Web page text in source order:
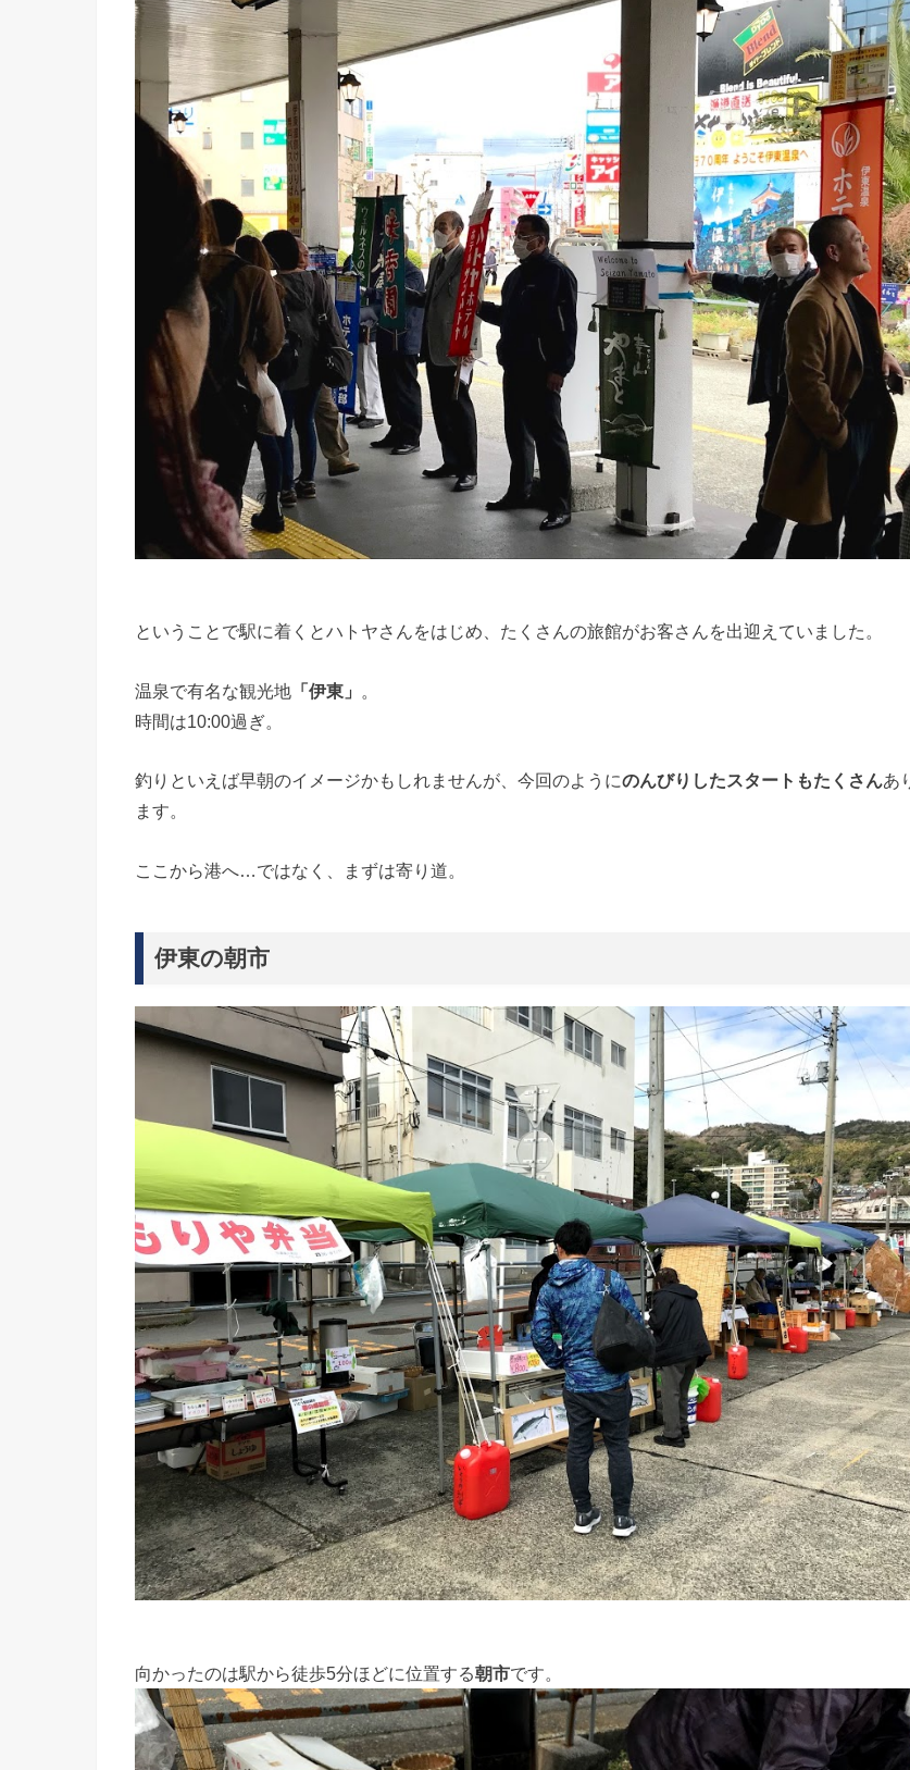
ということで駅に着くとハトヤさんをはじめ、たくさんの旅館がお客さんを出迎えていました。
温泉で有名な観光地 「伊東」
。
時間は10:00過ぎ。
釣りといえば早朝のイメージかもしれませんが、今回のようにのんびりしたスタートもたくさんあ
ます。
ここから港へ…ではなく、まずは寄り道。
伊東の朝市
向かったのは駅から徒歩5分ほどに位置する朝市です。